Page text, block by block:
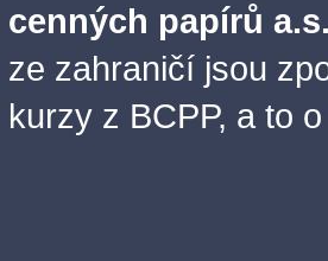
cenných papírů a.s.
ze zahraničí jsou
kurzy z BCPP, a to